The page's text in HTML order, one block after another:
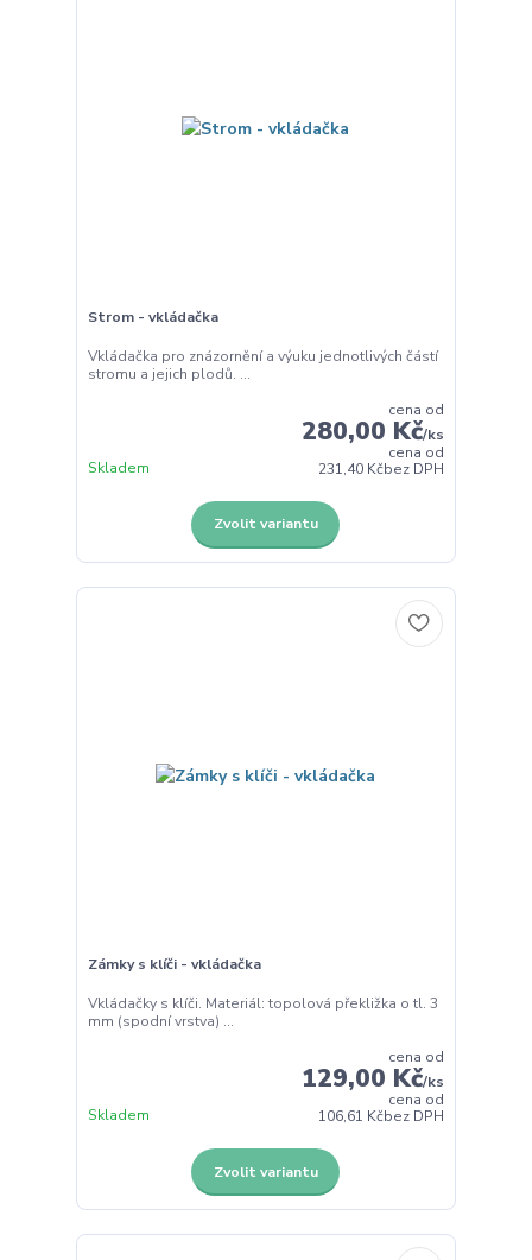
Strom - vkládačka
Vkládačka pro znázornění a výuku jednotlivých částí
stromu a jejich plodů. ...
cena od
280,00 Kč/ks
cena od
231,40 Kčbez DPH
Skladem
Zvolit variantu
Zámky s klíči - vkládačka
Vkládačky s klíči. Materiál: topolová překližka o tl. 3
mm (spodní vrstva) ...
cena od
129,00 Kč/ks
cena od
106,61 Kčbez DPH
Skladem
Zvolit variantu